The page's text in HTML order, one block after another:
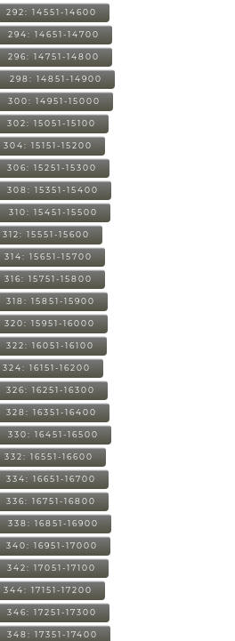
292: 14551-14600
294: 14651-14700
296: 14751-14800
298: 14851-14900
300: 14951-15000
302: 15051-15100
304: 15151-15200
306: 15251-15300
308: 15351-15400
310: 15451-15500
312: 15551-15600
314: 15651-15700
316: 15751-15800
318: 15851-15900
320: 15951-16000
322: 16051-16100
324: 16151-16200
326: 16251-16300
328: 16351-16400
330: 16451-16500
332: 16551-16600
334: 16651-16700
336: 16751-16800
338: 16851-16900
340: 16951-17000
342: 17051-17100
344: 17151-17200
346: 17251-17300
348: 17351-17400